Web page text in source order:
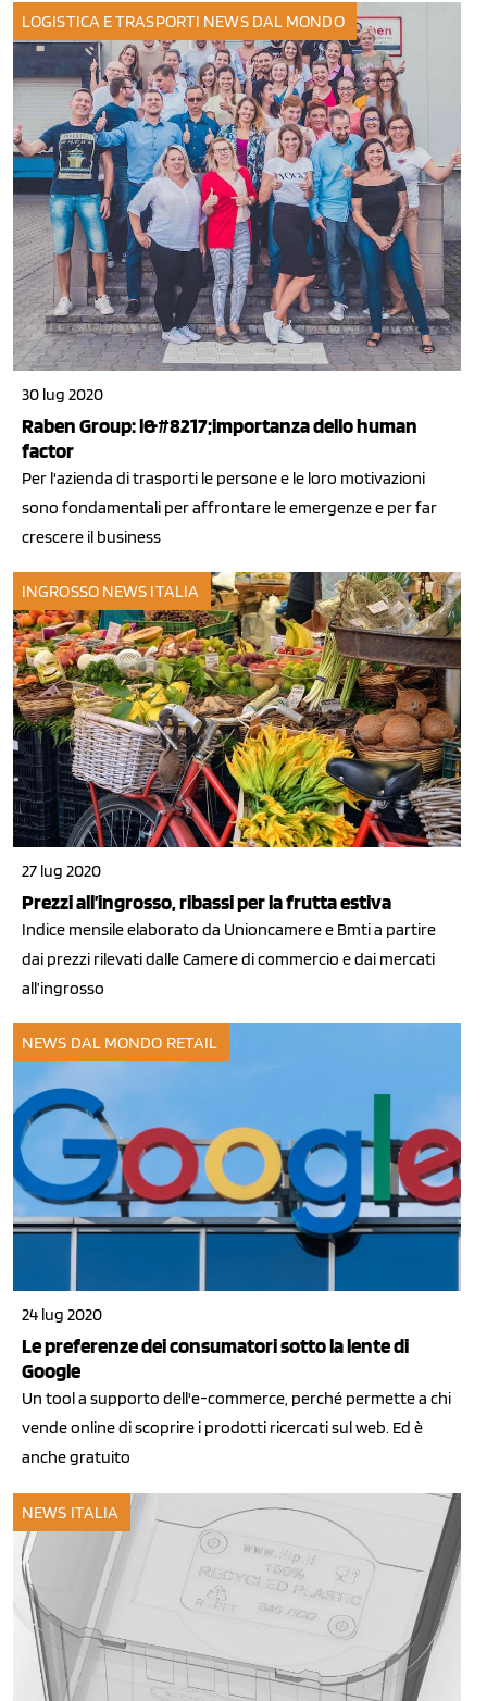
LOGISTICA E TRASPORTI NEWS DAL MONDO
30 lug 2020
Raben Group: l&#8217;importanza dello human
factor
Per l'azienda di trasporti le persone e le loro motivazioni
sono fondamentali per affrontare le emergenze e per far
crescere il business
INGROSSO NEWS ITALIA
27 lug 2020
Prezzi all’ingrosso, ribassi per la frutta estiva
Indice mensile elaborato da Unioncamere e Bmti a partire
dai prezzi rilevati dalle Camere di commercio e dai mercati
all’ingrosso
NEWS DAL MONDO RETAIL
24 lug 2020
Le preferenze dei consumatori sotto la lente di
Google
Un tool a supporto dell'e-commerce, perché permette a chi
vende online di scoprire i prodotti ricercati sul web. Ed è
anche gratuito
NEWS ITALIA